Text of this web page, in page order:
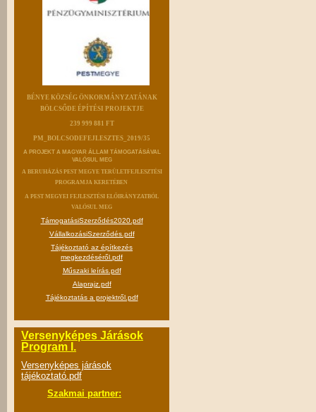
BÉNYE KÖZSÉG ÖNKORMÁNYZATÁNAK
BÖLCSŐDE ÉPÍTÉSI PROJEKTJE
239 999 881 FT
PM_BOLCSODEFEJLESZTES_2019/35
A PROJEKT A MAGYAR ÁLLAM TÁMOGATÁSÁVAL
VALÓSUL MEG
A BERUHÁZÁS PEST MEGYE TERÜLETFEJLESZTÉSI
PROGRAMJA KERETÉBEN
A PEST MEGYEI FEJLESZTÉSI ELŐIRÁNYZATBÓL
VALÓSUL MEG
TámogatásiSzerződés2020.pdf
VállalkozásiSzerződés.pdf
Tájékoztató az építkezés
megkezdéséről.pdf
Műszaki leírás.pdf
Alaprajz.pdf
Tájékoztatás a projektről.pdf
Versenyképes Járások
Program I.
Versenyképes járások
tájékoztató.pdf
Szakmai partner: